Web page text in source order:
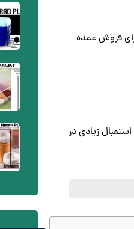
فروش عمده
زیادی در